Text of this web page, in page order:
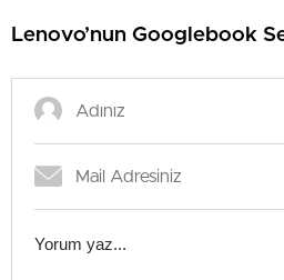
Lenovo’nun Googlebook